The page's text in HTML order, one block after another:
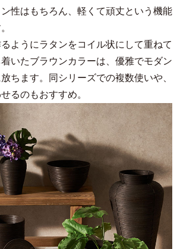
性はもちろん、軽くて頑丈という機能
ようにラタンをコイル状にして重ねて
いたブラウンカラーは、優雅でモダン
ちます。同シリーズでの複数使いや、
るのもおすすめ。